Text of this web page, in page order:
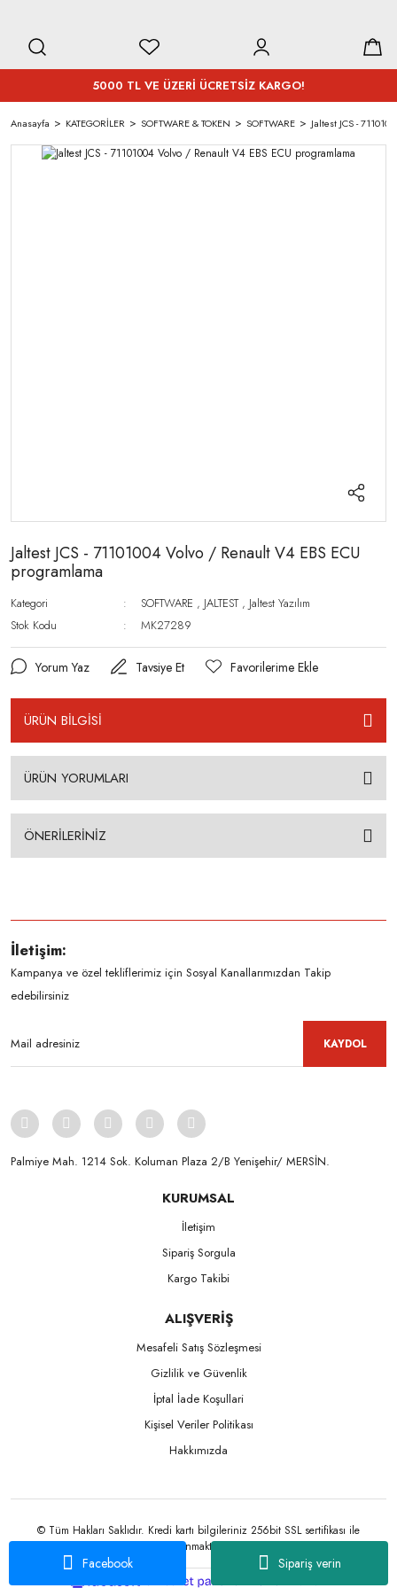
Sipariş verin
Facebook
5000 TL VE ÜZERİ ÜCRETSİZ KARGO!
Anasayfa KATEGORİLER SOFTWARE & TOKEN SOFTWARE Jaltest JCS -
Jaltest JCS - 71101004 Volvo / Renault V4 EBS ECU
programlama
Kategori SOFTWARE , JALTEST , Jaltest Yazılım
Stok Kodu
MK27289
Yorum Yaz Tavsiye Et
ÜRÜN BİLGİSİ
ÜRÜN YORUMLARI
ÖNERİLERİNİZ
İletişim:
Kampanya ve özel tekliflerimiz için Sosyal Kanallarımızdan Takip
edebilirsiniz
KAYDOL
Palmiye Mah. 1214 Sok. Koluman Plaza 2/B Yenişehir/ MERSİN.ㅤㅤㅤㅤㅤㅤㅤㅤㅤㅤㅤㅤㅤㅤㅤㅤㅤㅤㅤㅤㅤㅤㅤㅤㅤㅤㅤㅤㅤㅤㅤㅤㅤㅤㅤ ㅤㅤㅤㅤㅤㅤㅤㅤㅤㅤ
KURUMSAL
İletişim
Sipariş Sorgula
Kargo Takibi
ALIŞVERİŞ
Mesafeli Satış Sözleşmesi
Gizlilik ve Güvenlik
İptal İade Koşullari
Kişisel Veriler Politikası
Hakkımızda
© Tüm Hakları Saklıdır. Kredi kartı bilgileriniz 256bit SSL sertifikası ile
korunmaktadır.